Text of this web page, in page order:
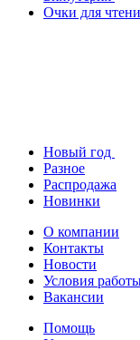
Очки для
Новый год
Разное
Распродажа
Новинки
О компании
Контакты
Новости
Условия
Вакансии
Помощь